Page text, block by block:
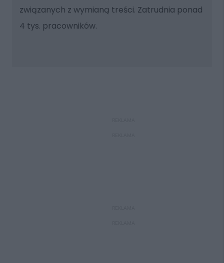
związanych z wymianą treści. Zatrudnia ponad
4 tys. pracowników.